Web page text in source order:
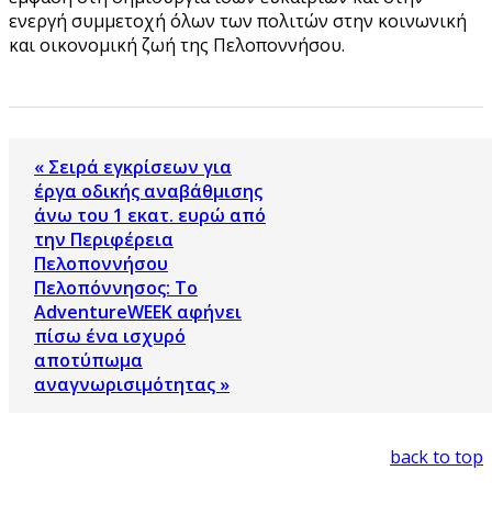
ενεργή συμμετοχή όλων των πολιτών στην κοινωνική
και οικονομική ζωή της Πελοποννήσου.
« Σειρά εγκρίσεων για
έργα οδικής αναβάθμισης
άνω του 1 εκατ. ευρώ από
την Περιφέρεια
Πελοποννήσου
Πελοπόννησος: Το
AdventureWEEK αφήνει
πίσω ένα ισχυρό
αποτύπωμα
αναγνωρισιμότητας »
back to top